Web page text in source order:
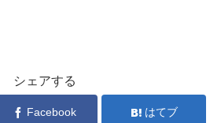
シェアする
Facebook はてブ